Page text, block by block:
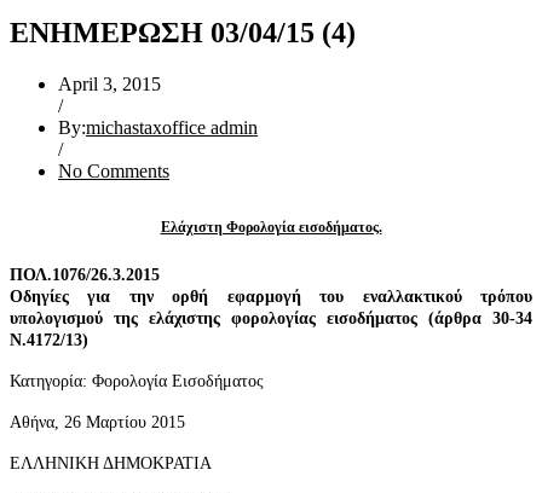
ΕΝΗΜΕΡΩΣΗ 03/04/15 (4)
April 3, 2015
/
By:michastaxoffice admin
/
No Comments
Ελάχιστη Φορολογία εισοδήματος.
ΠΟΛ.1076/26.3.2015
Οδηγίες για την ορθή εφαρμογή του εναλλακτικού τρόπου
υπολογισμού της ελάχιστης φορολογίας εισοδήματος (άρθρα 30-34
Ν.4172/13)
Κατηγορία: Φορολογία Εισοδήματος
Αθήνα, 26 Μαρτίου 2015
ΕΛΛΗΝΙΚΗ ΔΗΜΟΚΡΑΤΙΑ